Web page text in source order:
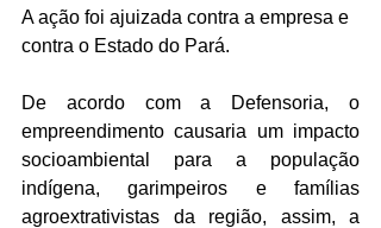
A ação foi ajuizada contra a empresa e
contra o Estado do Pará.
De acordo com a Defensoria, o
empreendimento causaria um impacto
socioambiental para a população
indígena, garimpeiros e famílias
agroextrativistas da região, assim, a